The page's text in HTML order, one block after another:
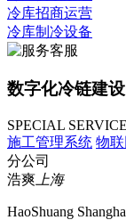
冷库招商运营
冷库制冷设备
数字化冷链建设
SPECIAL SERVICE
施工管理系统 物
分公司
浩爽 上海
HaoShuang